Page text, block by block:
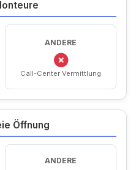
ANDERE
Call-Center Vermittlung
Öffnung
ANDERE